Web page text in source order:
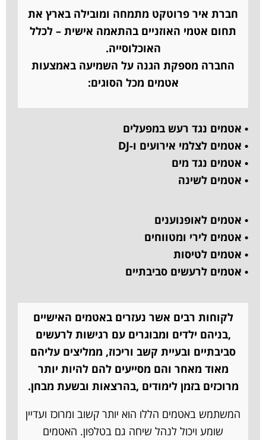
חברת איר פרוטקט מתמחה ומובילה בארץ את
תחום אטמי האוזניים בהתאמה אישית – לכלל
האוכלוסייה.
החברה מספקת הגנה על השמיעה באמצעות
אטמים מכל הסוגים:
• אטמים נגד רעש במפעלים
• אטמים לצלמי אירועים ו-DJ
• אטמים נגד מים
• אטמים לשינה
• אטמים לאופנוענים
• אטמים לירי ומטווחים
• אטמים לטיסות
• אטמים לרעשים סביבתיים
לקוחות רבים אשר נעזרים באטמים האישיים
,בניהם ילדים ומבוגרים עם רגישות לרעשים
סביבתיים ובעיית קשב וריכוז, ממליצים עליהם
מאוד מאחר והם מסייעים להם להיות יותר
מרוכזים בזמן לימודים ,בהרצאות ובשעת מבחן.
המשתמש באטמים הללו הוא יותר קשוב ומרוכז ועדיין
שומע ויכול לנהל שיחה גם בטלפון. האטמים